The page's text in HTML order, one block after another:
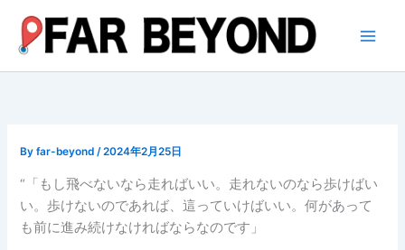
ス
Byfar-beyond/2024年2月25日
“「もし飛べないなら走ればいい。走れないのなら歩けばい
い。歩けないのであれば、這っていけばいい。何があって
も前に進み続けなければならなのです」